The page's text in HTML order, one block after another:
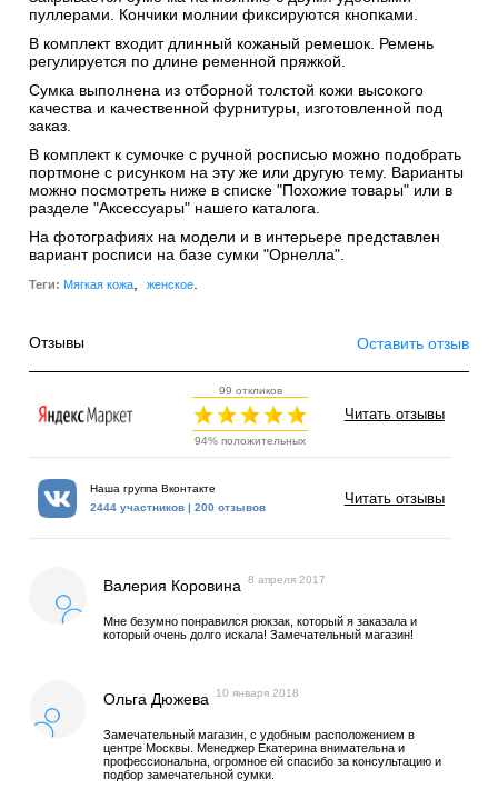
пуллерами. Кончики молнии фиксируются кнопками.
В комплект входит длинный кожаный ремешок. Ремень
регулируется по длине ременной пряжкой.
Сумка выполнена из отборной толстой кожи высокого
качества и качественной фурнитуры, изготовленной под
заказ.
В комплект к сумочке с ручной росписью можно подобрать
портмоне с рисунком на эту же или другую тему. Варианты
можно посмотреть ниже в списке "Похожие товары" или в
разделе "Аксессуары" нашего каталога.
На фотографиях на модели и в интерьере представлен
вариант росписи на базе сумки "Орнелла".
Теги: Мягкая кожа женское.
Отзывы Оставить отзыв
99 откликов
94% положительных
Читать отзывы
Наша группа Вконтакте
2444 участников | 200 отзывов
Читать отзывы
Валерия Коровина 8 апреля 2017
Мне безумно понравился рюкзак, который я заказала и
который очень долго искала! Замечательный магазин!
Ольга Дюжева 10 января 2018
Замечательный магазин, с удобным расположением в
центре Москвы. Менеджер Екатерина внимательна и
профессиональна, огромное ей спасибо за консультацию и
подбор замечательной сумки.